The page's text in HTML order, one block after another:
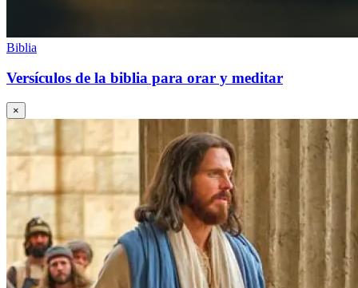
Biblia
Versículos de la biblia para orar y meditar
×